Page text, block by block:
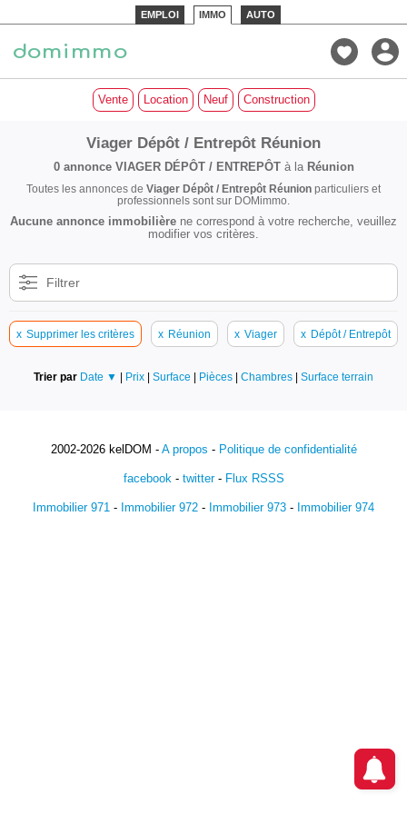
EMPLOI IMMO AUTO
Vente Location Neuf Construction
Viager Dépôt / Entrepôt Réunion
0 annonce VIAGER DÉPÔT / ENTREPÔTà la Réunion
Toutes les annonces de Viager Dépôt / Entrepôt Réunion particuliers et
professionnels sont sur DOMimmo.
Aucune annonce immobilière ne correspond à votre recherche, veuillez
modifier vos critères.
Filtrer
x Supprimer les critères x Réunion x Viager x Dépôt / Entrepôt
Trier par Date ▼ | Prix | Surface | Pièces | Chambres | Surface terrain
2002-2026 kelDOM - A propos - Politique de confidentialité
facebook- twitter- Flux RSSS
Immobilier 971 - Immobilier 972 - Immobilier 973 - Immobilier 974